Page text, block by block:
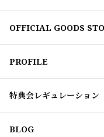
OFFICIAL GOODS
PROFILE
特典会レギュレーション
BLOG